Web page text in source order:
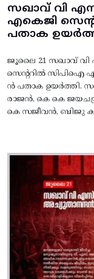
സഖാവ് വി
എകെജി
പതാക
ജൂലൈ 21 സഖാവ് വി
സെന്ററിൽ സിപിഐ എം
ൻ പതാക ഉയർത്തി.
രാജൻ, കെ കെ
കെ സജീവൻ, ബിജു